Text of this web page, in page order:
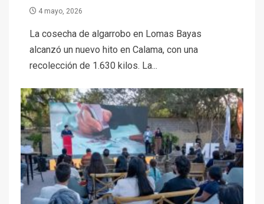
4 mayo, 2026
La cosecha de algarrobo en Lomas Bayas
alcanzó un nuevo hito en Calama, con una
recolección de 1.630 kilos. La...